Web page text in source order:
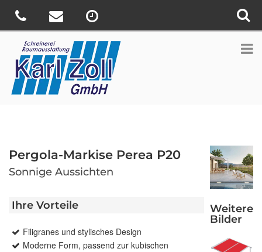
Pergola-Markise Perea P20
Sonnige Aussichten
Ihre Vorteile
Filigranes und stylisches Design
Moderne Form, passend zur kubischen
Weitere
Bilder